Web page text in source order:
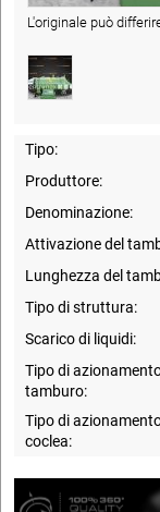
L'originale può
Tipo:
Produttore:
Denominazione:
Attivazione del
Lunghezza del
Tipo di struttura:
Scarico di liquidi:
Tipo di
tamburo:
Tipo di
coclea: